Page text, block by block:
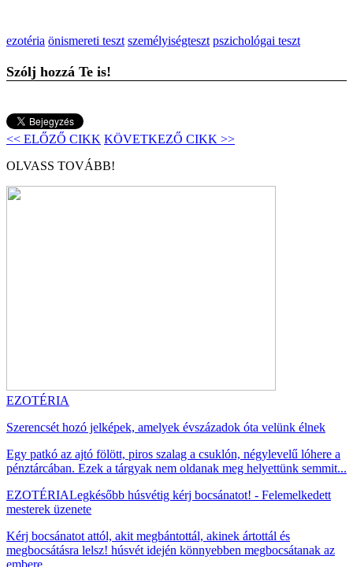
ezotéria önismereti teszt személyiségteszt pszichológai teszt
Szólj hozzá Te is!
<< ELŐZŐ CIKK KÖVETKEZŐ CIKK >>
OLVASS TOVÁBB!
EZOTÉRIA
Szerencsét hozó jelképek, amelyek évszázadok óta velünk élnek
Egy patkó az ajtó fölött, piros szalag a csuklón, négylevelű lóhere a
pénztárcában. Ezek a tárgyak nem oldanak meg helyettünk semmit...
EZOTÉRIALegkésőbb húsvétig kérj bocsánatot! - Felemelkedett
mesterek üzenete
Kérj bocsánatot attól, akit megbántottál, akinek ártottál és
megbocsátásra lelsz! húsvét idején könnyebben megbocsátanak az
embere...